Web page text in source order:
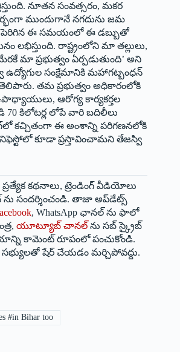
నూతన సంవత్సరం, మకర
ముందుగానే నగదును జమ
పెరిగిన ఈ సమయంలో ఈ డబ్బుతో
లభిస్తుంది. రాష్ట్రంలోని మా తల్లులు,
మా ప్రభుత్వం ఏర్పడుతుంది’ అని
ఉద్యోగుల సంక్షేమానికి మహాగట్బంధన్‌
తమ ప్రభుత్వం అధికారంలోకి
ఆరోగ్య కార్యకర్తల
70 కిలోటర్ల లోపే వారి బదిలీలు
కచ్చితంగా ఈ అంశాన్ని పరిగణనలోకి
కూడా ప్రస్తావించామని తేజస్వి
కథనాలు, ట్రెండింగ్ వీడియోలు
సందర్శించండి. తాజా అప్‌డేట్స్
, WhatsApp ఛానల్ ను ఫాలో
యూట్యూబ్ చానల్ ను సబ్ స్క్రైబ్
కామెంట్ రూపంలో పంచుకోండి.
సభ్యులతో షేర్ చేయడం మర్చిపోవద్దు.
#in Bihar too